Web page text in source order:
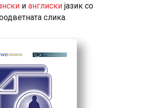
и англиски јазик со
слика.